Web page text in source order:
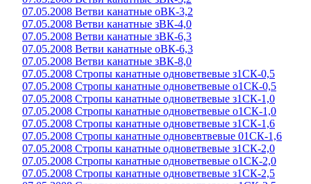
07.05.2008 Ветви канатные оВК-3,2
07.05.2008 Ветви канатные зВК-4,0
07.05.2008 Ветви канатные зВК-6,3
07.05.2008 Ветви канатные оВК-6,3
07.05.2008 Ветви канатные зВК-8,0
07.05.2008 Стропы канатные одноветвевые з1СК-0,5
07.05.2008 Стропы канатные одноветвевые о1СК-0,5
07.05.2008 Стропы канатные одноветвевые з1СК-1,0
07.05.2008 Стропы канатные одноветвевые о1СК-1,0
07.05.2008 Стропы канатные одноветвевые з1СК-1,6
07.05.2008 Стропы канатные одновевтвевые 01СК-1,6
07.05.2008 Стропы канатные одноветвевые з1СК-2,0
07.05.2008 Стропы канатные одноветвевые о1СК-2,0
07.05.2008 Стропы канатные одноветвевые з1СК-2,5